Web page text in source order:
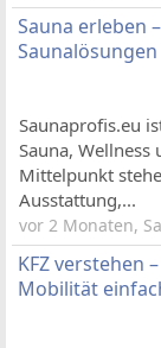
Sauna erleben
Saunaprofis.eu
Sauna,
Mittelpunkt
Ausstattung,...
vor 2 Monaten,
KFZ verstehen
Mobilität